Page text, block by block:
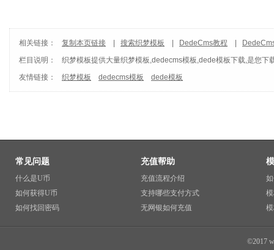
相关链接： 复制本页链接 搜索织梦模板 DedeCms教程
栏目说明：
织梦模板提供大量织梦模板,dedecms模板,dede模板下载,是您
友情链接：
织梦模板 dedecms模板 dede模板
常见问题
什么是U币
如何获得U币
如何找回密码
充值帮助
充值流程介绍
支持哪些支付方式
无网银如何充值
©2017